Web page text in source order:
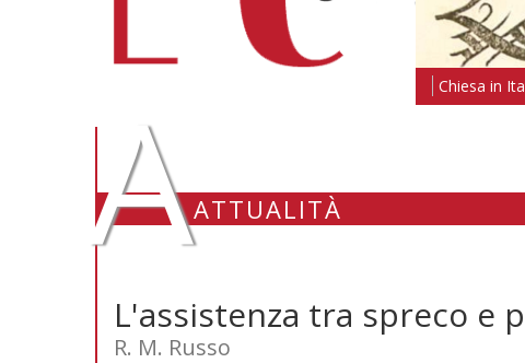
Chiesa in
AATTUALITÀ
L'assistenza tra spreco e
R. M. Russo